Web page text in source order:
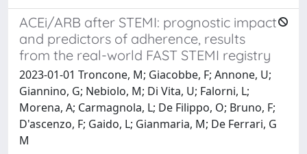
ACEi/ARB after STEMI: prognostic impact
and predictors of adherence, results
from the real-world FAST STEMI registry
2023-01-01 Troncone, M; Giacobbe, F; Annone, U;
Giannino, G; Nebiolo, M; Di Vita, U; Falorni, L;
Morena, A; Carmagnola, L; De Filippo, O; Bruno, F;
D'ascenzo, F; Gaido, L; Gianmaria, M; De Ferrari, G
M